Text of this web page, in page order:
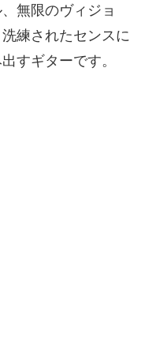
無限のヴィジョ
練されたセンスに
すギターです。